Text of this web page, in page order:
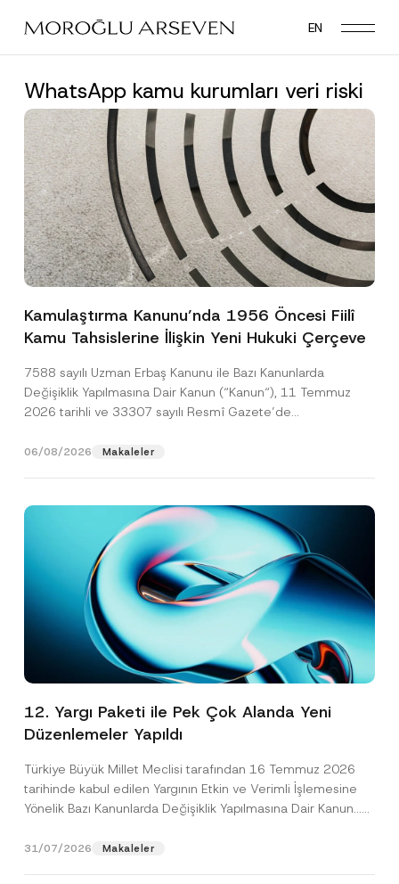
main
EN
WhatsApp kamu kurumları veri riski
Kamulaştırma Kanunu’nda 1956 Öncesi Fiilî
Kamu Tahsislerine İlişkin Yeni Hukuki Çerçeve
7588 sayılı Uzman Erbaş Kanunu ile Bazı Kanunlarda
Değişiklik Yapılmasına Dair Kanun (“Kanun“), 11 Temmuz
2026 tarihli ve 33307 sayılı Resmî Gazete’de
06/08/2026 Makaleler
12. Yargı Paketi ile Pek Çok Alanda Yeni
Düzenlemeler Yapıldı
Türkiye Büyük Millet Meclisi tarafından 16 Temmuz 2026
tarihinde kabul edilen Yargının Etkin ve Verimli İşlemesine
Yönelik Bazı Kanunlarda Değişiklik Yapılmasına Dair Kanun...
31/07/2026 Makaleler